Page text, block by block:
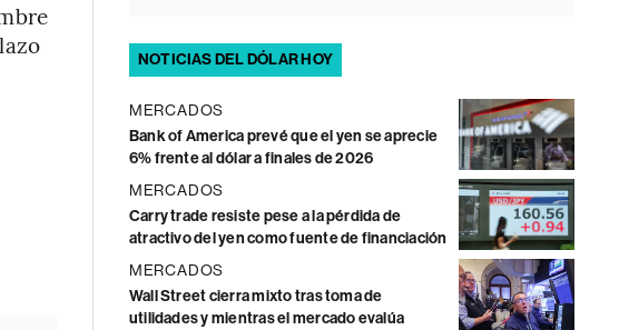
NOTICIAS DEL DÓLAR HOY
MERCADOS
Bank of America prevé que el yen se aprecie
6% frente al dólar a finales de 2026
MERCADOS
Carry trade resiste pese a la pérdida de
atractivo del yen como fuente de financiación
MERCADOS
Wall Street cierra mixto tras toma de
utilidades y mientras el mercado evalúa